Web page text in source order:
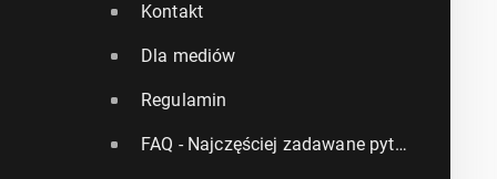
Kontakt
Dla mediów
Regulamin
FAQ - Najczęściej zadawane pytania